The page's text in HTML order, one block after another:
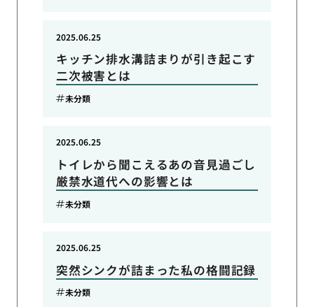
キッチン排水溝詰まりが引き起こす
二次被害とは
2025.06.25
未分類
トイレから聞こえるあの音見過ごし
厳禁水道代への影響とは
2025.06.25
未分類
突然シンクが詰まった私の格闘記録
2025.06.25
未分類